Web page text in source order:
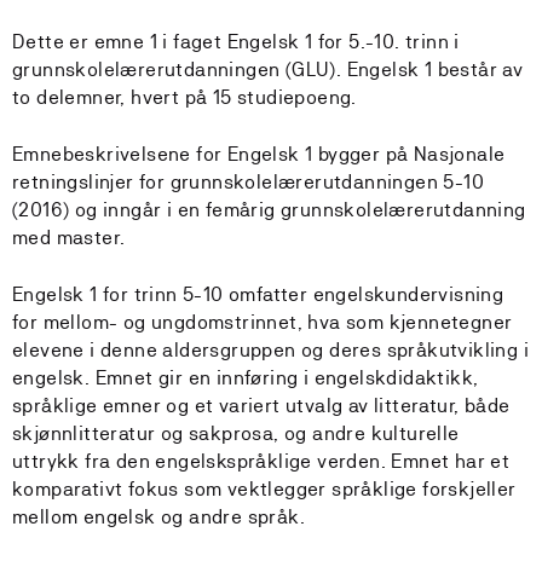
Dette er emne 1 i faget Engelsk 1 for 5.-10. trinn i
grunnskolelærerutdanningen (GLU). Engelsk 1 består av
to delemner, hvert på 15 studiepoeng.
Emnebeskrivelsene for Engelsk 1 bygger på Nasjonale
retningslinjer for grunnskolelærerutdanningen 5-10
(2016) og inngår i en femårig grunnskolelærerutdanning
med master.
Engelsk 1 for trinn 5-10 omfatter engelskundervisning
for mellom- og ungdomstrinnet, hva som kjennetegner
elevene i denne aldersgruppen og deres språkutvikling i
engelsk. Emnet gir en innføring i engelskdidaktikk,
språklige emner og et variert utvalg av litteratur, både
skjønnlitteratur og sakprosa, og andre kulturelle
uttrykk fra den engelskspråklige verden. Emnet har et
komparativt fokus som vektlegger språklige forskjeller
mellom engelsk og andre språk.